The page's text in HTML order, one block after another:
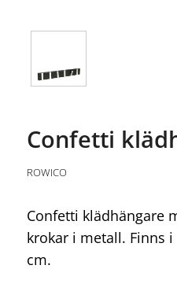
Confetti
ROWICO
Confetti klädhängare
krokar i metall. Finns
cm.